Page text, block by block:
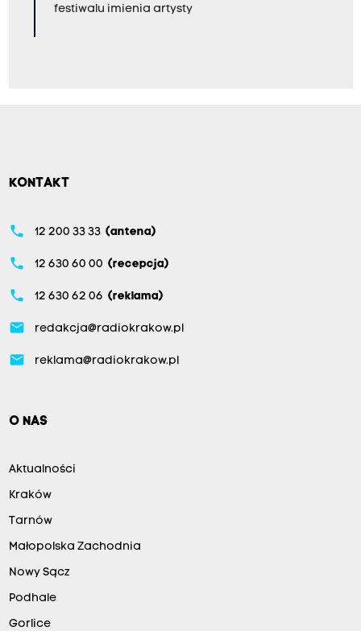
festiwalu imienia artysty
KONTAKT
phone 12 200 33 33 (antena)
phone 12 630 60 00 (recepcja)
phone 12 630 62 06 (reklama)
email redakcja@radiokrakow.pl
email reklama@radiokrakow.pl
O NAS
Aktualności
Kraków
Tarnów
Małopolska Zachodnia
Nowy Sącz
Podhale
Gorlice